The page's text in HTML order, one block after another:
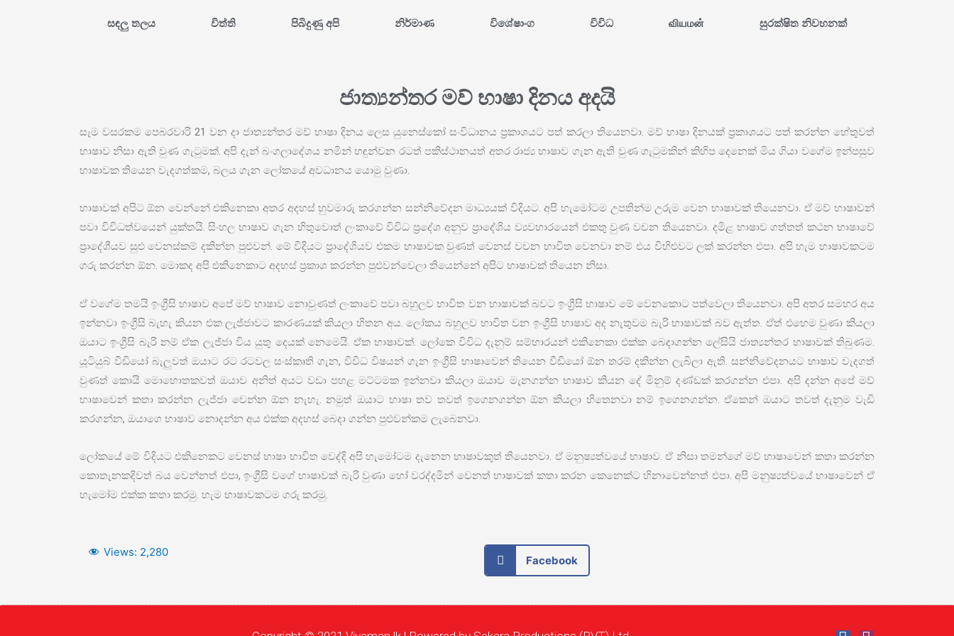
සඳලු තලය විත්ති පිබිදුණු අපි නිර්මාණ විශේෂාංග විවිධ வியமன் සුරක්ෂිත නිවහනක්
ජාත්‍යන්තර මව් භාෂා දිනය අදයි
සෑම වසරකම පෙබරවාරි 21 වන දා ජාත්‍යන්තර මව් භාෂා දිනය ලෙස යුනෙස්කෝ සංවිධානය ප්‍රකාශයට පත් කරලා තියෙනවා. මව් භාෂා දිනයක් ප්‍රකාශයට පත් කරන්න හේතුවත්
භාෂාව නිසා ඇති වුණ ගැටුමක්. අපි දැන් බංගලාදේශය නමින් හඳුන්වන රටත් පකිස්ථානයත් අතර රාජ්‍ය භාෂාව ගැන ඇති වුණ ගැටුමකින් කිහිප දෙනෙක් මිය ගියා වගේම ඉන්පසුව
භාෂාවක තියෙන වැදගත්කම, බලය ගැන ලෝකයේ අවධානය යොමු වුණා.
භාෂාවක් අපිට ඕන වෙන්නේ එකිනෙකා අතර අදහස් හුවමාරු කරගන්න සන්නිවේදන මාධ්‍යයක් විදියට. අපි හැමෝටම උපතින්ම උරුම වෙන භාෂාවක් තියෙනවා. ඒ මව් භාෂාවන්
පවා විවිධත්වයෙන් යුක්තයි. සිංහල භාෂාව ගැන හිතුවොත් ලංකාවේ විවිධ ප්‍රදේශ අනුව ප්‍රාදේශිය ව්‍යවහාරයෙන් එකතු වුණ වචන තියෙනවා. දමිළ භාෂාව ගත්තත් කථන භාෂාවේ
ප්‍රාදේශීයව සුළු වෙනස්කම් දකින්න පුළුවන්. මේ විදියට ප්‍රාදේශියව එකම භාෂාවක වුණත් වෙනස් වචන භාවිත වෙනවා නම් එය විහිළුවට ලක් කරන්න එපා. අපි හැම භාෂාවකටම
ගරු කරන්න ඕන. මොකද අපි එකිනෙකාට අදහස් ප්‍රකාශ කරන්න පුළුවන්වෙලා තියෙන්නේ අපිට භාෂාවක් තියෙන නිසා.
ඒ වගේම තමයි ඉංග්‍රීසි භාෂාව අපේ මව් භාෂාව නොවුණත් ලංකාවේ පවා බහුලව භාවිත වන භාෂාවක් බවට ඉංග්‍රීසි භාෂාව මේ වෙනකොට පත්වෙලා තියෙනවා. අපි අතර සමහර අය
ඉන්නවා ඉංග්‍රීසි බැහැ කියන එක ලැජ්ජාවට කාරණයක් කියලා හිතන අය. ලෝකය බහුලව භාවිත වන ඉංග්‍රීසි භාෂාව අද නැතුවම බැරි භාෂාවක් බව ඇත්ත. ඒත් එහෙම වුණා කියලා
ඔයාට ඉංග්‍රීසි බැරි නම් ඒක ලැජ්ජා විය යුතු දෙයක් නෙමෙයි. ඒක භාෂාවක්. ලෝකෙ විවිධ දැනුම් සම්භාරයන් එකිනෙකා එක්ක බෙදාගන්න ලේසියි ජාත්‍යන්තර භාෂාවක් තිබුණම.
යූටියුබ් වීඩියෝ බැලුවත් ඔයාට රට රටවල සංස්කෘති ගැන, විවිධ විෂයන් ගැන ඉංග්‍රීසි භාෂාවෙන් තියෙන වීඩියෝ ඕන තරම් දකින්න ලැබිලා ඇති. සන්නිවේදනයට භාෂාව වැදගත්
වුණත් කොයි මොහොතකවත් ඔයාව අනිත් අයට වඩා පහළ මට්ටමක ඉන්නවා කියලා ඔයාව මැනගන්න භාෂාව කියන දේ මිනුම් දණ්ඩක් කරගන්න එපා. අපි දන්න අපේ මව්
භාෂාවෙන් කතා කරන්න ලැජ්ජා වෙන්න ඕන නැහැ. නමුත් ඔයාට භාෂා තව තවත් ඉගෙනගන්න ඕන කියලා හිතෙනවා නම් ඉගෙනගන්න. ඒකෙන් ඔයාට තවත් දැනුම වැඩි
කරගන්න, ඔයාගෙ භාෂාව නොදන්න අය එක්ක අදහස් බෙදා ගන්න පුළුවන්කම ලැබෙනවා.
ලෝකයේ මේ විදියට එකිනෙකට වෙනස් භාෂා භාවිත වෙද්දි අපි හැමෝටම දැනෙන භාෂාවකුත් තියෙනවා. ඒ මනුෂ්‍යත්වයේ භාෂාව. ඒ නිසා තමන්ගේ මව් භාෂාවෙන් කතා කරන්න
කොතැනකදිවත් බය වෙන්නත් එපා, ඉංග්‍රීසි වගේ භාෂාවක් බැරි වුණා හෝ වරද්දමින් වෙනත් භාෂාවක් කතා කරන කෙනෙක්ට හිනාවෙන්නත් එපා. අපි මනුෂ්‍යත්වයේ භාෂාවෙන් ඒ
හැමෝම එක්ක කතා කරමු. හැම භාෂාවකටම ගරු කරමු.
Views: 2,280
Facebook